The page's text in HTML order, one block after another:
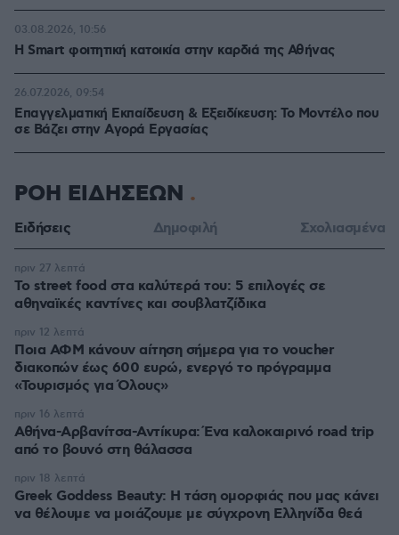
Η Smart φοιτητική κατοικία στην καρδιά της Αθήνας
03.08.2026, 10:56
Επαγγελματική Εκπαίδευση & Εξειδίκευση: Το Mοντέλο που
σε Bάζει στην Aγορά Eργασίας
26.07.2026, 09:54
ΡΟΗ ΕΙΔΗΣΕΩΝ
Ειδήσεις Δημοφιλή Σχολιασμένα
Το street food στα καλύτερά του: 5 επιλογές σε
αθηναϊκές καντίνες και σουβλατζίδικα
πριν 27 λεπτά
Ποια ΑΦΜ κάνουν αίτηση σήμερα για το voucher
διακοπών έως 600 ευρώ, ενεργό το πρόγραμμα
«Τουρισμός για Όλους»
πριν 12 λεπτά
Αθήνα-Αρβανίτσα-Αντίκυρα: Ένα καλοκαιρινό road trip
από το βουνό στη θάλασσα
πριν 16 λεπτά
Greek Goddess Beauty: Η τάση ομορφιάς που μας κάνει
να θέλουμε να μοιάζουμε με σύγχρονη Ελληνίδα θεά
πριν 18 λεπτά